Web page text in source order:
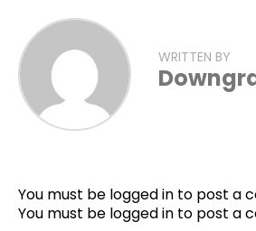
WRITTEN BY
You must be logged in to post a
You must be logged in to post a